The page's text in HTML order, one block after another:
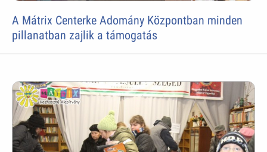
A Mátrix Centerke Adomány Központban minden
pillanatban zajlik a támogatás